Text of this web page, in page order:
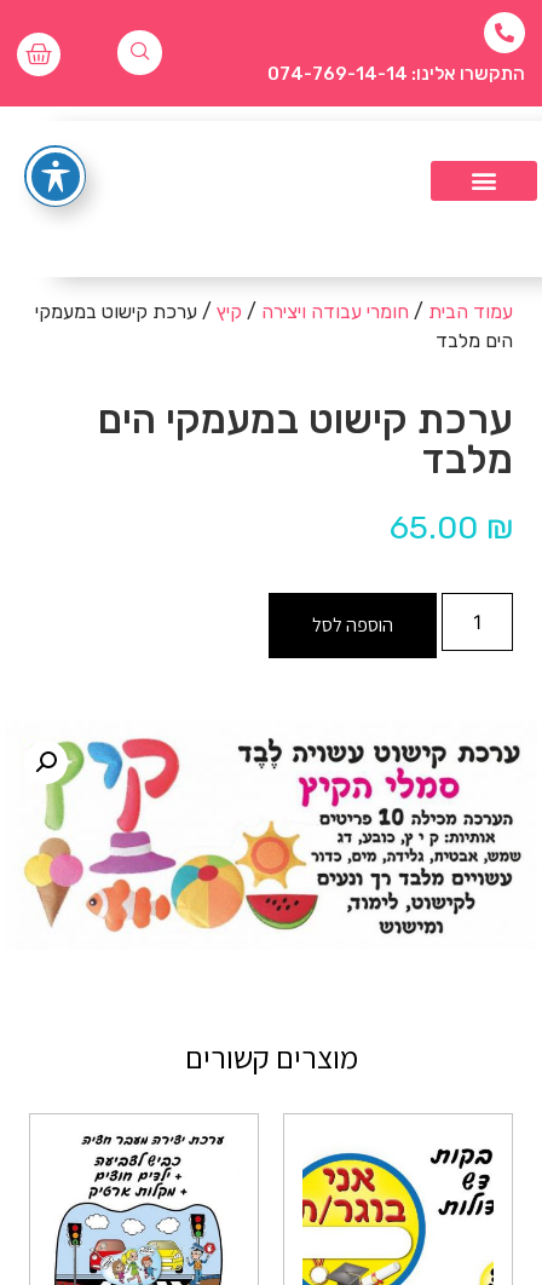
התקשרו אלינו: 074-769-14-14
עמוד הבית / חומרי עבודה ויצירה / קיץ / ערכת קישוט במעמקי
הים מלבד
ערכת קישוט במעמקי הים
מלבד
65.00 ₪
הוספה לסל
מוצרים קשורים